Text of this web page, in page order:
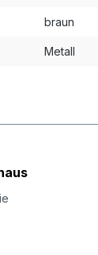
braun
Metall